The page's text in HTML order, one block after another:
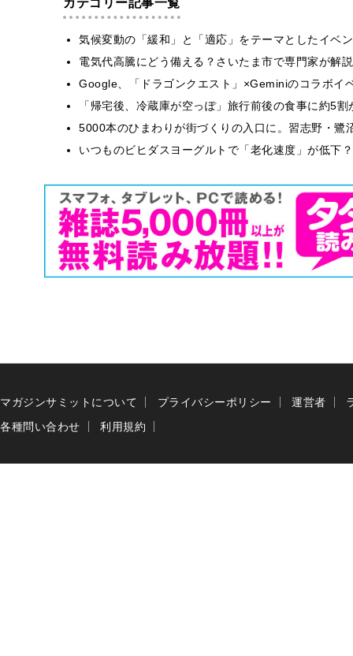
気候変動の「緩和」と「適応」をテーマとしたイベ
電気代高騰にどう備える？さいたま市で専門家が解
Google、「ドラゴンクエスト」×Geminiのコラボイ
「帰宅後、冷蔵庫が空っぽ」旅行前後の食事に約5
5000本のひまわりが街づくりの入口に。習志野・
いつものビヒダスヨーグルトで「老化速度」が低
マガジンサミットについて プライバシーポリシー 運営者
各種問い合わせ
利用規約